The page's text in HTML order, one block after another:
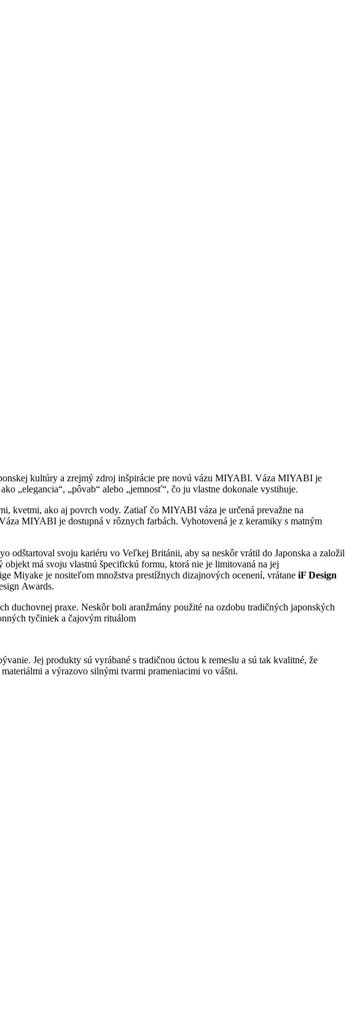
kultúry a zrejmý zdroj inšpirácie pre novú vázu MIYABI. Váza MIYABI je
„elegancia“, „pôvab“ alebo „jemnosť“, čo ju vlastne dokonale vystihuje.
kvetmi, ako aj povrch vody. Zatiaľ čo MIYABI váza je určená prevažne na
MIYABI je dostupná v rôznych farbách. Vyhotovená je z keramiky s matným
odštartoval svoju kariéru vo Veľkej Británii, aby sa neskôr vrátil do Japonska a založil
má svoju vlastnú špecifickú formu, ktorá nie je limitovaná na jej
Miyake je nositeľom množstva prestížnych dizajnových ocenení, vrátane iF Design
Awards.
praxe. Neskôr boli aranžmány použité na ozdobu tradičných japonských
tyčiniek a čajovým rituálom
Jej produkty sú vyrábané s tradičnou úctou k remeslu a sú tak kvalitné, že
a výrazovo silnými tvarmi prameniacimi vo vášni.